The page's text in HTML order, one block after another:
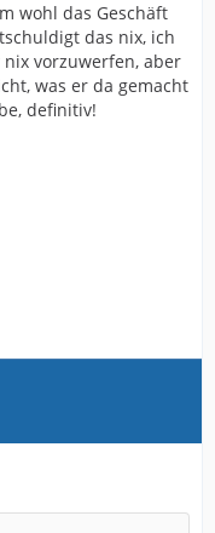
wohl das Geschäft
das nix, ich
vorzuwerfen, aber
was er da gemacht
definitiv!